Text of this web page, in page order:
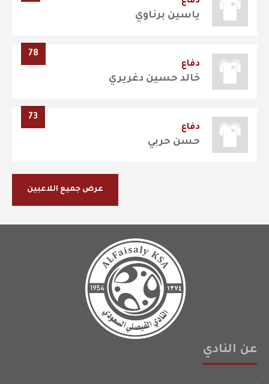
ياسين برناوي
78
دفاع
خالد حسين دغريري
73
دفاع
حسن حربي
عرض جميع اللاعبين
عن النادي